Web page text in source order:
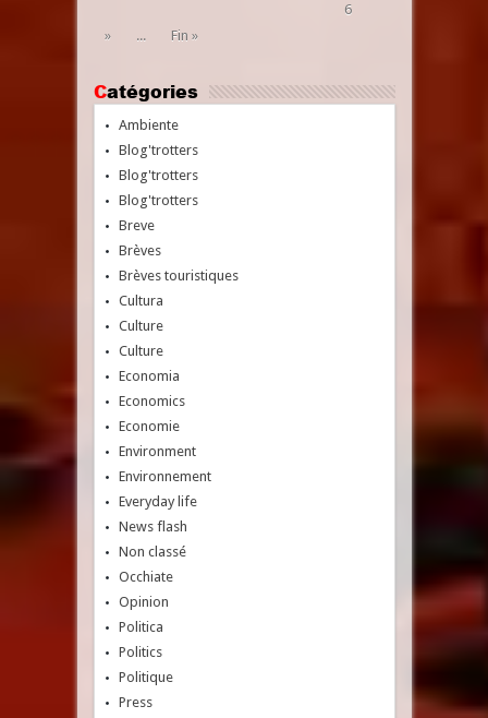
6
»
... Fin »
Catégories
Ambiente
Blog'trotters
Blog'trotters
Blog'trotters
Breve
Brèves
Brèves touristiques
Cultura
Culture
Culture
Economia
Economics
Economie
Environment
Environnement
Everyday life
News flash
Non classé
Occhiate
Opinion
Politica
Politics
Politique
Press